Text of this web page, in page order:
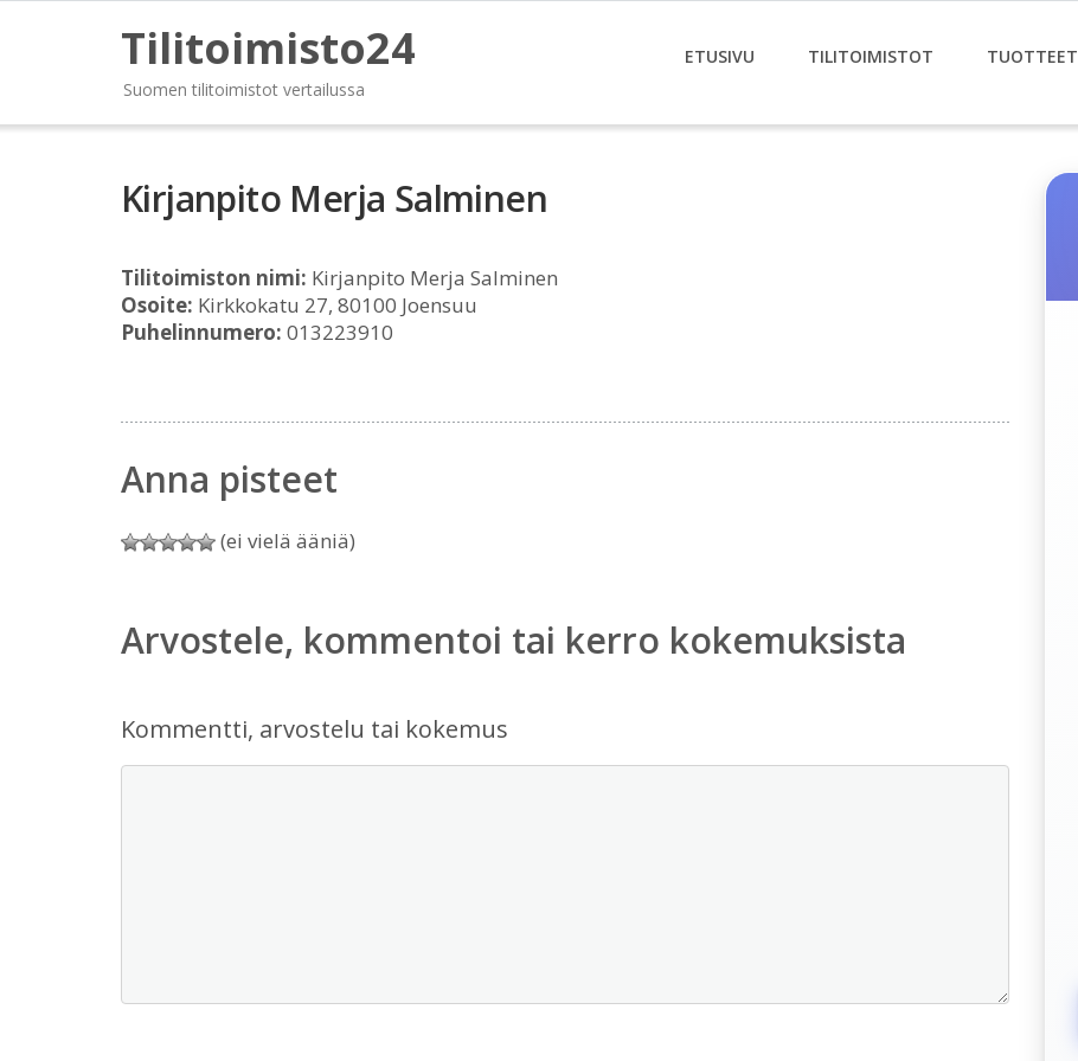
Tilitoimisto24
Suomen tilitoimistot vertailussa
ETUSIVU TILITOIMISTOT TUOTTEET
Kirjanpito Merja Salminen
Tilitoimiston nimi: Kirjanpito Merja Salminen
Osoite: Kirkkokatu 27, 80100 Joensuu
Puhelinnumero: 013223910
Anna pisteet
(ei vielä ääniä)
Arvostele, kommentoi tai kerro kokemuksista
Kommentti, arvostelu tai kokemus